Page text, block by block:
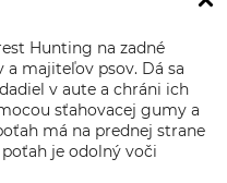
Hunting na zadné
majiteľov psov. Dá sa
v aute a chráni ich
sťahovacej gumy a
má na prednej strane
je odolný voči